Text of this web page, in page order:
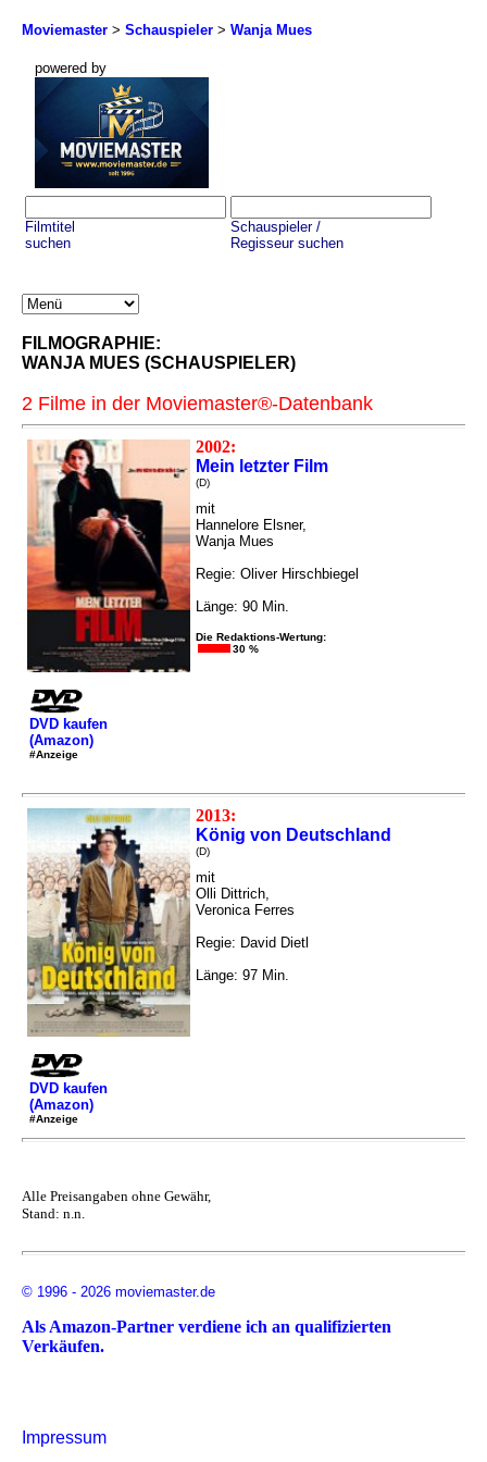
Moviemaster > Schauspieler > Wanja Mues
powered by
Filmtitel
suchen
Schauspieler /
Regisseur suchen
FILMOGRAPHIE:
WANJA MUES (SCHAUSPIELER)
2 Filme in der Moviemaster®-Datenbank
2002:
Mein letzter Film
(D)
mit
Hannelore Elsner,
Wanja Mues
Regie: Oliver Hirschbiegel
Länge: 90 Min.
Die Redaktions-Wertung:
30 %
DVD kaufen
(Amazon)
#Anzeige
2013:
König von Deutschland
(D)
mit
Olli Dittrich,
Veronica Ferres
Regie: David Dietl
Länge: 97 Min.
DVD kaufen
(Amazon)
#Anzeige
Alle Preisangaben ohne Gewähr,
Stand: n.n.
© 1996 - 2026 moviemaster.de
Als Amazon-Partner verdiene ich an qualifizierten
Verkäufen.
Impressum